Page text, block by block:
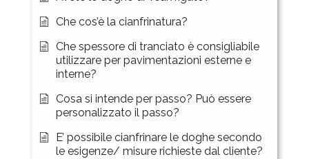
Che cos’è la cianfrinatura?
Che spessore di tranciato è consigliabile
utilizzare per pavimentazioni esterne e
interne?
Cosa si intende per passo? Può essere
personalizzato il passo?
E’ possibile cianfrinare le doghe secondo
le esigenze/ misure richieste dal cliente?